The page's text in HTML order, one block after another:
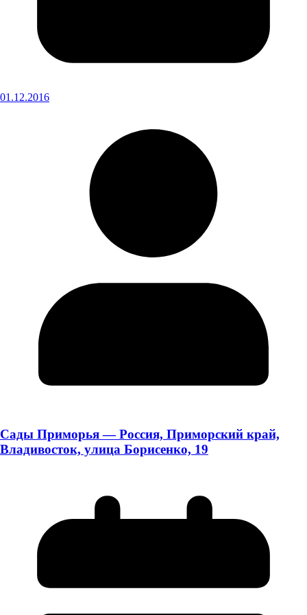
01.12.2016
Сады Приморья — Россия, Приморский край,
Владивосток, улица Борисенко, 19